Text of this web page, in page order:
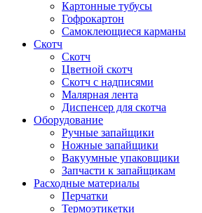
Картонные тубусы
Гофрокартон
Самоклеющиеся карманы
Скотч
Скотч
Цветной скотч
Скотч с надписями
Малярная лента
Диспенсер для скотча
Оборудование
Ручные запайщики
Ножные запайщики
Вакуумные упаковщики
Запчасти к запайщикам
Расходные материалы
Перчатки
Термоэтикетки